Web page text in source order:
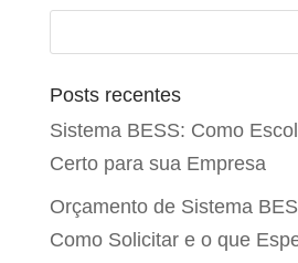
Posts recentes
Sistema BESS: Como
Certo para sua Empresa
Orçamento de Sistema
Como Solicitar e o que